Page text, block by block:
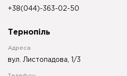
+38(044)-363-02-50
Тернопіль
Адреса
вул. Листопадова, 1/3